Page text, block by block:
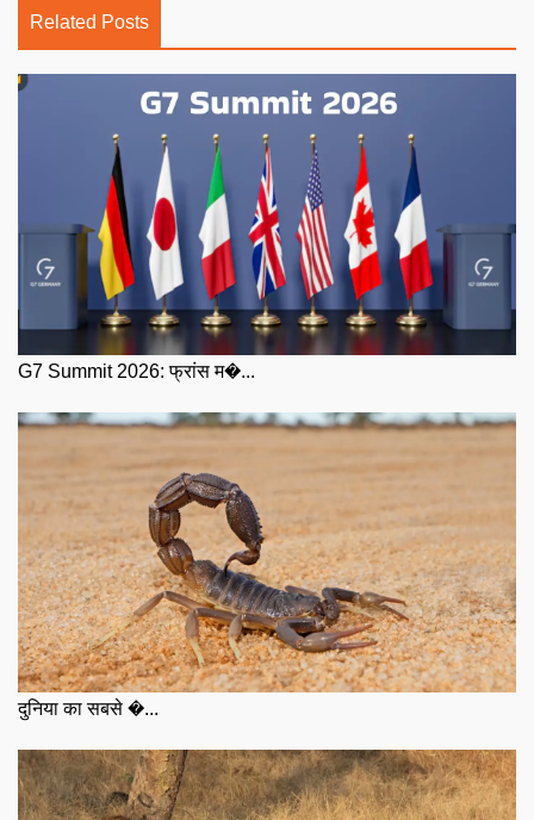
Related Posts
G7 Summit 2026: फ्रांस म�...
दुनिया का सबसे �...